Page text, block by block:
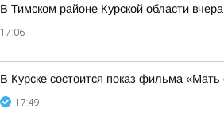
В Тимском районе Курской области
17:06
В Курске состоится показ фильма
17:49